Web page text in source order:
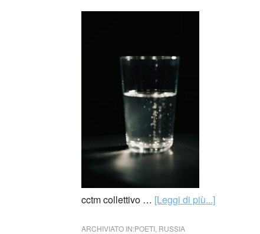
cctm collettivo … [Leggi di più...]
ARCHIVIATO IN:POETI RUSSIA